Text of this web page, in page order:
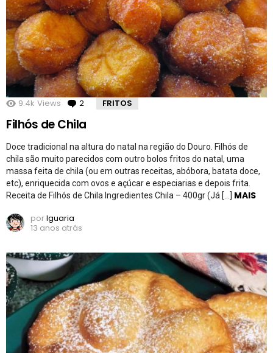
9.4k Views 2 Comentários
FRITOS
Filhós de Chila
Doce tradicional na altura do natal na região do Douro. Filhós de
chila são muito parecidos com outro bolos fritos do natal, uma
massa feita de chila (ou em outras receitas, abóbora, batata doce,
etc), enriquecida com ovos e açúcar e especiarias e depois frita.
Receita de Filhós de Chila Ingredientes Chila – 400gr (Já […] MAIS
porIguaria
13 anos atrás